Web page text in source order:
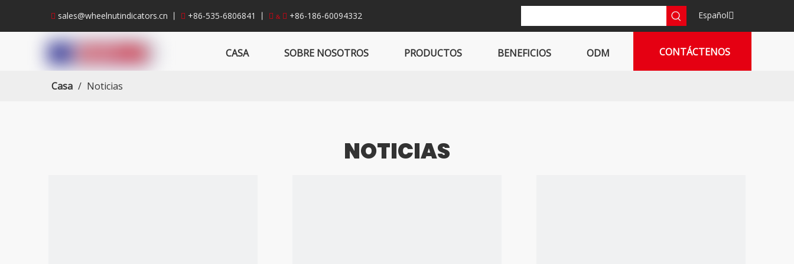
 sales@wheelnutindicators.cn 丨  +86-535-6806841 丨  &  +86-186-60094332 Español
CASA SOBRE NOSOTROS PRODUCTOS BENEFICIOS ODM CONTÁCTENOS
Casa / Noticias
NOTICIAS